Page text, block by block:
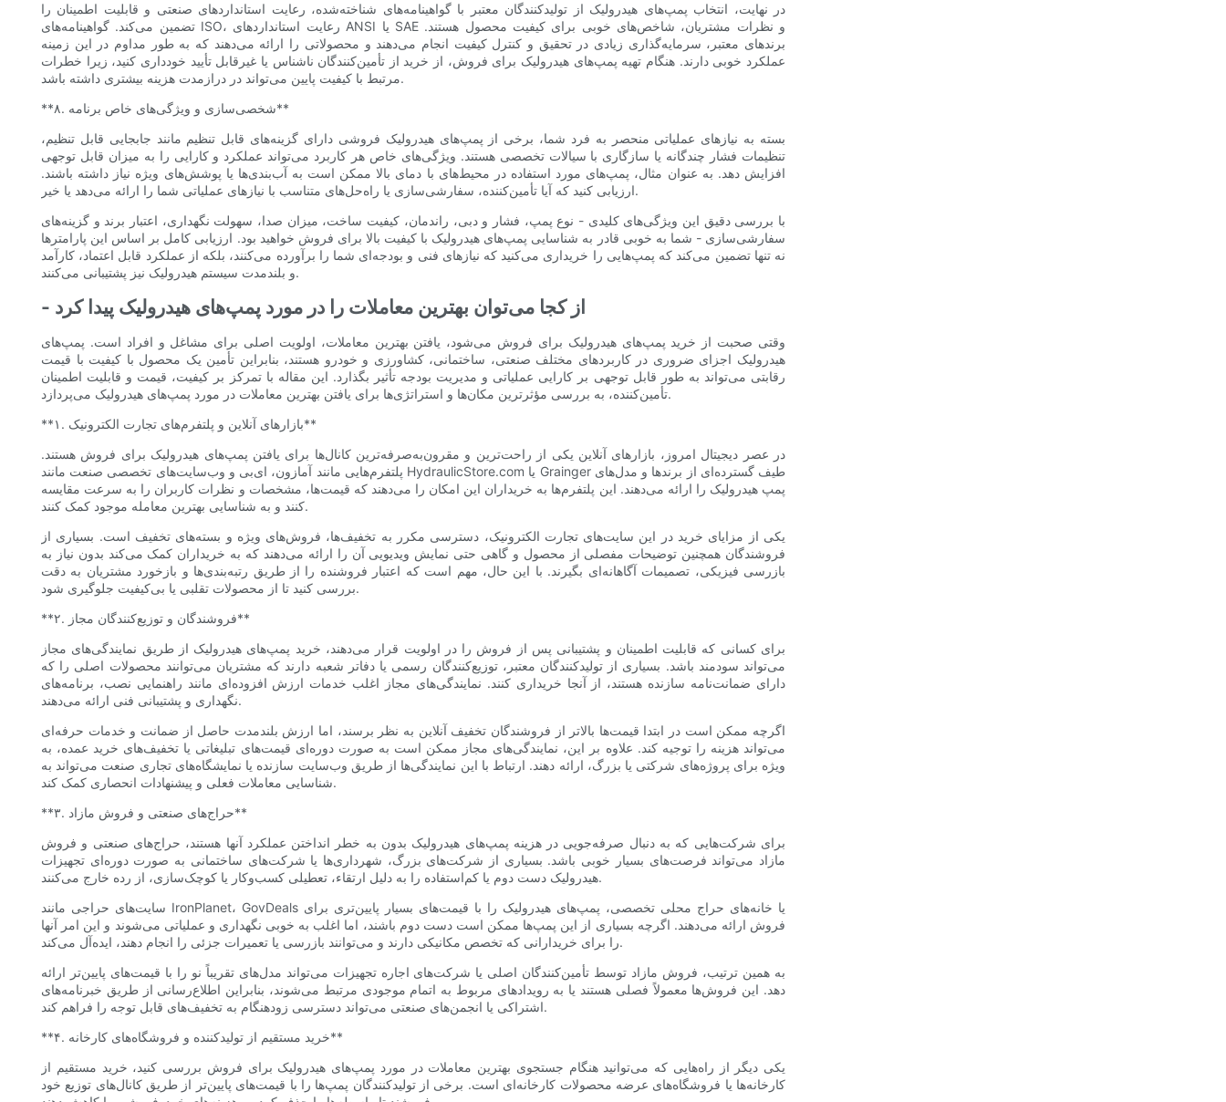
در نهایت، انتخاب پمپ‌های هیدرولیک از تولیدکنندگان معتبر با گواهینامه‌های شناخته‌شده، رعایت استانداردهای صنعتی و قابلیت اطمینان را
تضمین می‌کند. گواهینامه‌های ISO، رعایت استانداردهای ANSI یا SAE و نظرات مشتریان، شاخص‌های خوبی برای کیفیت محصول هستند.
برندهای معتبر، سرمایه‌گذاری زیادی در تحقیق و کنترل کیفیت انجام می‌دهند و محصولاتی را ارائه می‌دهند که به طور مداوم در این زمینه
عملکرد خوبی دارند. هنگام تهیه پمپ‌های هیدرولیک برای فروش، از خرید از تأمین‌کنندگان ناشناس یا غیرقابل تأیید خودداری کنید، زیرا خطرات
مرتبط با کیفیت پایین می‌تواند در درازمدت هزینه بیشتری داشته باشد.
**۸. شخصی‌سازی و ویژگی‌های خاص برنامه**
بسته به نیازهای عملیاتی منحصر به فرد شما، برخی از پمپ‌های هیدرولیک فروشی دارای گزینه‌های قابل تنظیم مانند جابجایی قابل تنظیم،
تنظیمات فشار چندگانه یا سازگاری با سیالات تخصصی هستند. ویژگی‌های خاص هر کاربرد می‌تواند عملکرد و کارایی را به میزان قابل توجهی
افزایش دهد. به عنوان مثال، پمپ‌های مورد استفاده در محیط‌های با دمای بالا ممکن است به آب‌بندی‌ها یا پوشش‌های ویژه نیاز داشته باشند.
ارزیابی کنید که آیا تأمین‌کننده، سفارشی‌سازی یا راه‌حل‌های متناسب با نیازهای عملیاتی شما را ارائه می‌دهد یا خیر.
با بررسی دقیق این ویژگی‌های کلیدی - نوع پمپ، فشار و دبی، راندمان، کیفیت ساخت، میزان صدا، سهولت نگهداری، اعتبار برند و گزینه‌های
سفارشی‌سازی - شما به خوبی قادر به شناسایی پمپ‌های هیدرولیک با کیفیت بالا برای فروش خواهید بود. ارزیابی کامل بر اساس این پارامترها
نه تنها تضمین می‌کند که پمپ‌هایی را خریداری می‌کنید که نیازهای فنی و بودجه‌ای شما را برآورده می‌کنند، بلکه از عملکرد قابل اعتماد، کارآمد
و بلندمدت سیستم هیدرولیک نیز پشتیبانی می‌کنند.
- از کجا می‌توان بهترین معاملات را در مورد پمپ‌های هیدرولیک پیدا کرد
وقتی صحبت از خرید پمپ‌های هیدرولیک برای فروش می‌شود، یافتن بهترین معاملات، اولویت اصلی برای مشاغل و افراد است. پمپ‌های
هیدرولیک اجزای ضروری در کاربردهای مختلف صنعتی، ساختمانی، کشاورزی و خودرو هستند، بنابراین تأمین یک محصول با کیفیت با قیمت
رقابتی می‌تواند به طور قابل توجهی بر کارایی عملیاتی و مدیریت بودجه تأثیر بگذارد. این مقاله با تمرکز بر کیفیت، قیمت و قابلیت اطمینان
تأمین‌کننده، به بررسی مؤثرترین مکان‌ها و استراتژی‌ها برای یافتن بهترین معاملات در مورد پمپ‌های هیدرولیک می‌پردازد.
**۱. بازارهای آنلاین و پلتفرم‌های تجارت الکترونیک**
در عصر دیجیتال امروز، بازارهای آنلاین یکی از راحت‌ترین و مقرون‌به‌صرفه‌ترین کانال‌ها برای یافتن پمپ‌های هیدرولیک برای فروش هستند.
پلتفرم‌هایی مانند آمازون، ای‌بی و وب‌سایت‌های تخصصی صنعت مانند HydraulicStore.com یا Grainger طیف گسترده‌ای از برندها و مدل‌های
پمپ هیدرولیک را ارائه می‌دهند. این پلتفرم‌ها به خریداران این امکان را می‌دهند که قیمت‌ها، مشخصات و نظرات کاربران را به سرعت مقایسه
کنند و به شناسایی بهترین معامله موجود کمک کنند.
یکی از مزایای خرید در این سایت‌های تجارت الکترونیک، دسترسی مکرر به تخفیف‌ها، فروش‌های ویژه و بسته‌های تخفیف است. بسیاری از
فروشندگان همچنین توضیحات مفصلی از محصول و گاهی حتی نمایش ویدیویی آن را ارائه می‌دهند که به خریداران کمک می‌کند بدون نیاز به
بازرسی فیزیکی، تصمیمات آگاهانه‌ای بگیرند. با این حال، مهم است که اعتبار فروشنده را از طریق رتبه‌بندی‌ها و بازخورد مشتریان به دقت
بررسی کنید تا از محصولات تقلبی یا بی‌کیفیت جلوگیری شود.
**۲. فروشندگان و توزیع‌کنندگان مجاز**
برای کسانی که قابلیت اطمینان و پشتیبانی پس از فروش را در اولویت قرار می‌دهند، خرید پمپ‌های هیدرولیک از طریق نمایندگی‌های مجاز
می‌تواند سودمند باشد. بسیاری از تولیدکنندگان معتبر، توزیع‌کنندگان رسمی یا دفاتر شعبه دارند که مشتریان می‌توانند محصولات اصلی را که
دارای ضمانت‌نامه سازنده هستند، از آنجا خریداری کنند. نمایندگی‌های مجاز اغلب خدمات ارزش افزوده‌ای مانند راهنمایی نصب، برنامه‌های
نگهداری و پشتیبانی فنی ارائه می‌دهند.
اگرچه ممکن است در ابتدا قیمت‌ها بالاتر از فروشندگان تخفیف آنلاین به نظر برسند، اما ارزش بلندمدت حاصل از ضمانت و خدمات حرفه‌ای
می‌تواند هزینه را توجیه کند. علاوه بر این، نمایندگی‌های مجاز ممکن است به صورت دوره‌ای قیمت‌های تبلیغاتی یا تخفیف‌های خرید عمده، به
ویژه برای پروژه‌های شرکتی یا بزرگ، ارائه دهند. ارتباط با این نمایندگی‌ها از طریق وب‌سایت سازنده یا نمایشگاه‌های تجاری صنعت می‌تواند به
شناسایی معاملات فعلی و پیشنهادات انحصاری کمک کند.
**۳. حراج‌های صنعتی و فروش مازاد**
برای شرکت‌هایی که به دنبال صرفه‌جویی در هزینه پمپ‌های هیدرولیک بدون به خطر انداختن عملکرد آنها هستند، حراج‌های صنعتی و فروش
مازاد می‌تواند فرصت‌های بسیار خوبی باشد. بسیاری از شرکت‌های بزرگ، شهرداری‌ها یا شرکت‌های ساختمانی به صورت دوره‌ای تجهیزات
هیدرولیک دست دوم یا کم‌استفاده را به دلیل ارتقاء، تعطیلی کسب‌وکار یا کوچک‌سازی، از رده خارج می‌کنند.
سایت‌های حراجی مانند IronPlanet، GovDeals یا خانه‌های حراج محلی تخصصی، پمپ‌های هیدرولیک را با قیمت‌های بسیار پایین‌تری برای
فروش ارائه می‌دهند. اگرچه بسیاری از این پمپ‌ها ممکن است دست دوم باشند، اما اغلب به خوبی نگهداری و عملیاتی می‌شوند و این امر آنها
را برای خریدارانی که تخصص مکانیکی دارند و می‌توانند بازرسی یا تعمیرات جزئی را انجام دهند، ایده‌آل می‌کند.
به همین ترتیب، فروش مازاد توسط تأمین‌کنندگان اصلی یا شرکت‌های اجاره تجهیزات می‌تواند مدل‌های تقریباً نو را با قیمت‌های پایین‌تر ارائه
دهد. این فروش‌ها معمولاً فصلی هستند یا به رویدادهای مربوط به اتمام موجودی مرتبط می‌شوند، بنابراین اطلاع‌رسانی از طریق خبرنامه‌های
اشتراکی یا انجمن‌های صنعتی می‌تواند دسترسی زودهنگام به تخفیف‌های قابل توجه را فراهم کند.
**۴. خرید مستقیم از تولیدکننده و فروشگاه‌های کارخانه**
یکی دیگر از راه‌هایی که می‌توانید هنگام جستجوی بهترین معاملات در مورد پمپ‌های هیدرولیک برای فروش بررسی کنید، خرید مستقیم از
کارخانه‌ها یا فروشگاه‌های عرضه محصولات کارخانه‌ای است. برخی از تولیدکنندگان پمپ‌ها را با قیمت‌های پایین‌تر از طریق کانال‌های توزیع خود